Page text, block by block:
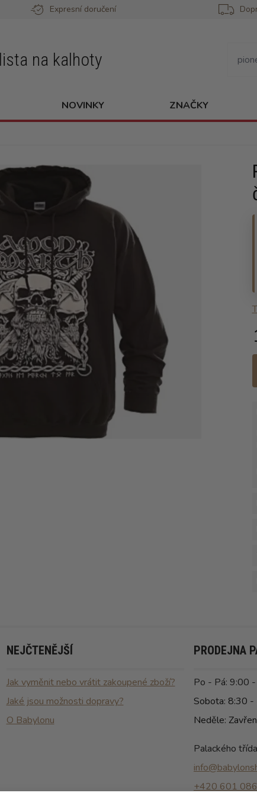
Expresní doručení
na kalhoty
NOVINKY ZNAČKY
NEJČTENĚJŠÍ
Jak vyměnit nebo vrátit zakoupené zboží?
Jaké jsou možnosti dopravy?
O Babylonu
PRODEJNA
Po - Pá: 9:00
Sobota: 8:30
Neděle:
Palackého
+420 601